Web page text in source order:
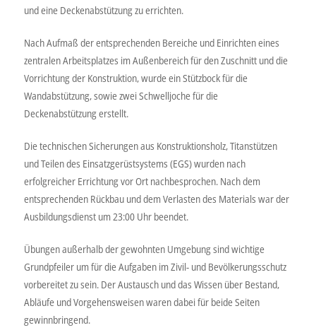
und eine Deckenabstützung zu errichten.
Nach Aufmaß der entsprechenden Bereiche und Einrichten eines
zentralen Arbeitsplatzes im Außenbereich für den Zuschnitt und die
Vorrichtung der Konstruktion, wurde ein Stützbock für die
Wandabstützung, sowie zwei Schwelljoche für die
Deckenabstützung erstellt.
Die technischen Sicherungen aus Konstruktionsholz, Titanstützen
und Teilen des Einsatzgerüstsystems (EGS) wurden nach
erfolgreicher Errichtung vor Ort nachbesprochen. Nach dem
entsprechenden Rückbau und dem Verlasten des Materials war der
Ausbildungsdienst um 23:00 Uhr beendet.
Übungen außerhalb der gewohnten Umgebung sind wichtige
Grundpfeiler um für die Aufgaben im Zivil- und Bevölkerungsschutz
vorbereitet zu sein. Der Austausch und das Wissen über Bestand,
Abläufe und Vorgehensweisen waren dabei für beide Seiten
gewinnbringend.